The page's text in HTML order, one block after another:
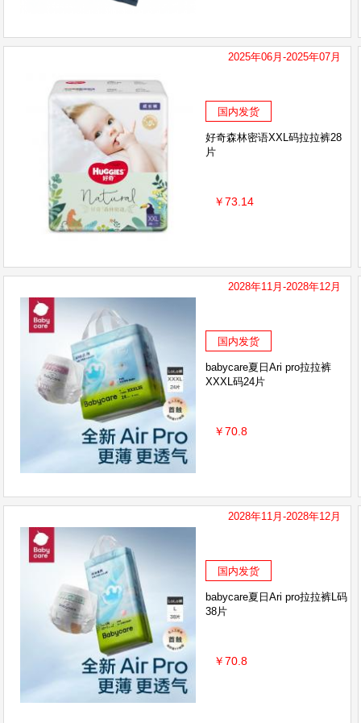
2025年06月-2025年07月
国内发货
好奇森林密语XXL码拉拉裤28
片
￥73.14
2028年11月-2028年12月
国内发货
babycare夏日Ari pro拉拉裤
XXXL码24片
￥70.8
2028年11月-2028年12月
国内发货
babycare夏日Ari pro拉拉裤L码
38片
￥70.8